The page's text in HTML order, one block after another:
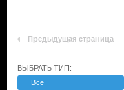
Предыдущая страница
ВЫБРАТЬ ТИП:
Все